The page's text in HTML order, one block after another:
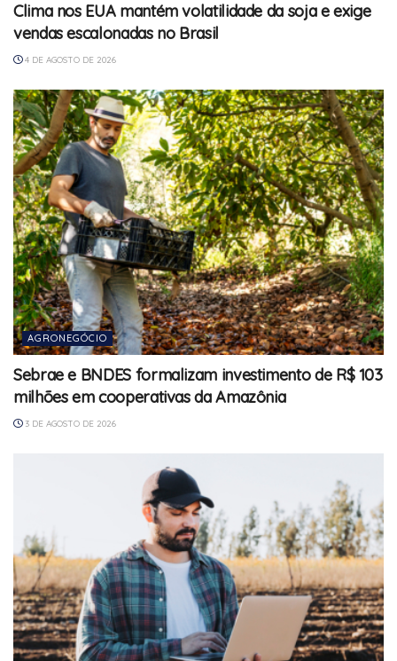
Clima nos EUA mantém volatilidade da soja e exige
vendas escalonadas no Brasil
4 DE AGOSTO DE 2026
AGRONEGÓCIO
Sebrae e BNDES formalizam investimento de R$ 103
milhões em cooperativas da Amazônia
3 DE AGOSTO DE 2026